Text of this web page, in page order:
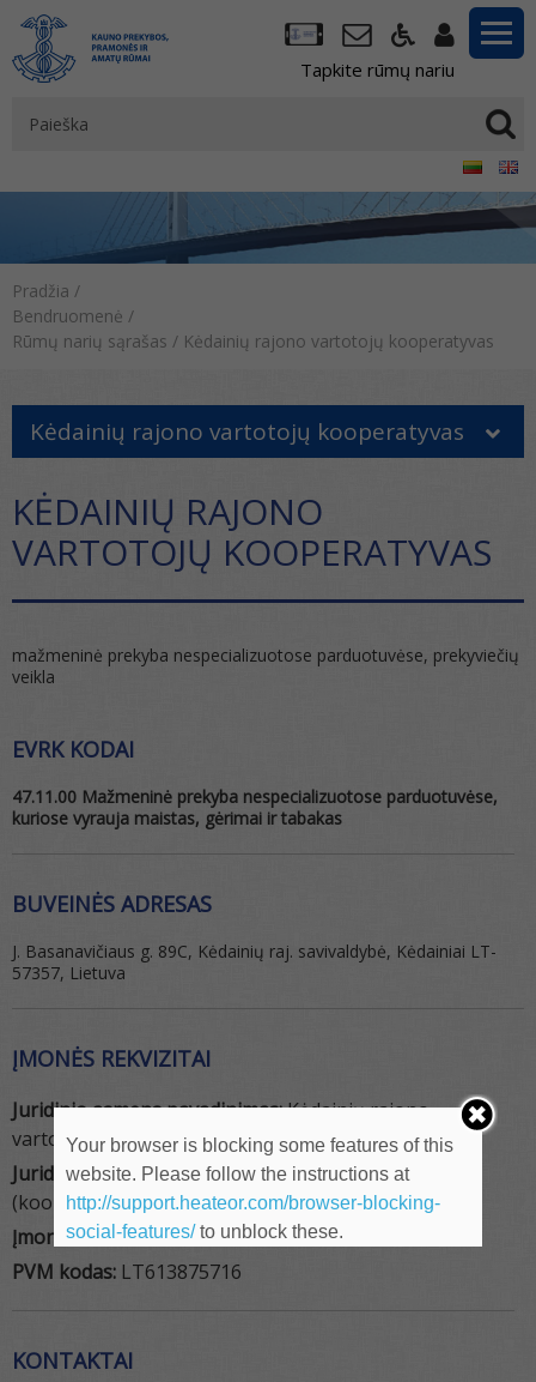
Tapkite rūmų nariu
Pradžia /
Bendruomenė /
Rūmų narių sąrašas / Kėdainių rajono vartotojų kooperatyvas
Kėdainių rajono vartotojų kooperatyvas
KĖDAINIŲ RAJONO
VARTOTOJŲ KOOPERATYVAS
mažmeninė prekyba nespecializuotose parduotuvėse, prekyviečių
veikla
EVRK KODAI
47.11.00 Mažmeninė prekyba nespecializuotose parduotuvėse,
kuriose vyrauja maistas, gėrimai ir tabakas
BUVEINĖS ADRESAS
J. Basanavičiaus g. 89C, Kėdainių raj. savivaldybė, Kėdainiai LT-
57357, Lietuva
ĮMONĖS REKVIZITAI
Juridinio asmens pavadinimas:Kėdainių rajono
vartotojų kooperatyvas
Juridinio asmens tipas:Kooperatinė bendrovė
(kooperatyvas)
Įmonės kodas:161387573
PVM kodas: LT613875716
KONTAKTAI
Your browser is blocking some features of this
website. Please follow the instructions at
http://support.heateor.com/browser-blocking-
social-features/to unblock these.